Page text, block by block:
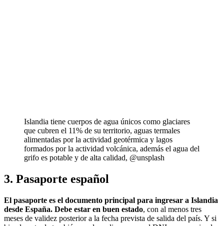
Islandia tiene cuerpos de agua únicos como glaciares
que cubren el 11% de su territorio, aguas termales
alimentadas por la actividad geotérmica y lagos
formados por la actividad volcánica, además el agua del
grifo es potable y de alta calidad, @unsplash
3. Pasaporte español
El pasaporte es el documento principal para ingresar a Islandia
desde España. Debe estar en buen estado, con al menos tres
meses de validez posterior a la fecha prevista de salida del país. Y si